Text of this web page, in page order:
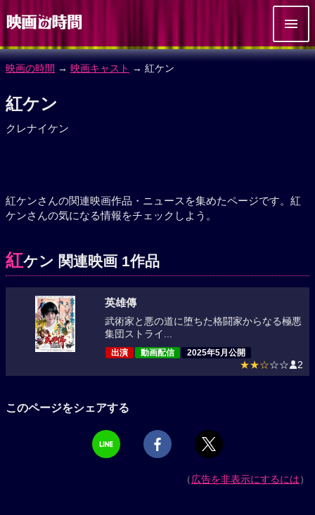
映画の時間 → 映画キャスト → 紅ケン
紅ケン
クレナイケン
紅ケンさんの関連映画作品・ニュースを集めたページです。紅
ケンさんの気になる情報をチェックしよう。
紅ケン 関連映画 1作品
英雄傳
武術家と悪の道に堕ちた格闘家からなる極悪
集団ストライ...
出演 動画配信 2025年5月公開
★★☆☆☆ 2
このページをシェアする
（広告を非表示にするには）